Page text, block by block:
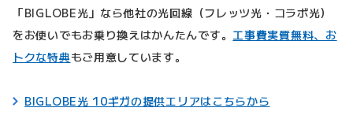
「BIGLOBE光」なら他社の光回線（フレッツ光・コラボ光）
をお使いでもお乗り換えはかんたんです。 工事費実質無料、お
トクな特典もご用意しています。
BIGLOBE光 10ギガの提供エリアはこちらから